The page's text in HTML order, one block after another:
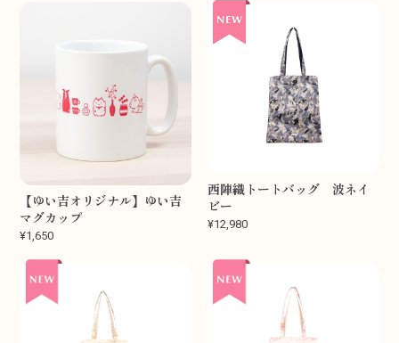
【ゆい吉オリジナル】ゆい吉
マグカップ
¥1,650
西陣織トートバッグ 波ネイ
ビー
¥12,980